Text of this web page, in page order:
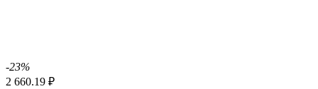
-23%
2 660.19 ₽